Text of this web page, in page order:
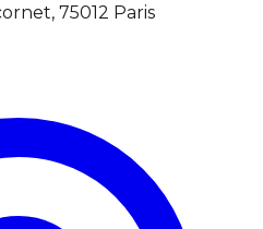
75012 Paris